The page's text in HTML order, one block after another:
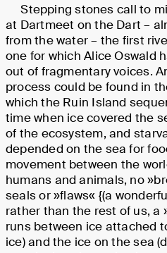
Stepping stones call to
at Dartmeet on the Dart –
from the water – the first
one for which Alice Oswald
out of fragmentary voices.
process could be found in
which the Ruin Island
time when ice covered the
of the ecosystem, and
depended on the sea for
movement between the
humans and animals, no
seals or »flaws« {(a
rather than the rest of us, a
runs between ice attached
ice) and the ice on the sea